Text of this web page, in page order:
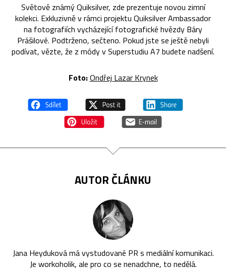
Světově známý Quiksilver, zde prezentuje novou zimní
kolekci. Exkluzivně v rámci projektu Quiksilver Ambassador
na fotografiích vycházející fotografické hvězdy Báry
Prášilové. Podtrženo, sečteno. Pokud jste se ještě nebyli
podívat, vězte, že z módy v Superstudiu A7 budete nadšení.
Foto:Ondřej Lazar Krynek
AUTOR ČLÁNKU
Jana Heyduková má vystudované PR s mediální komunikaci.
Je workoholik, ale pro co se nenadchne, to nedělá.